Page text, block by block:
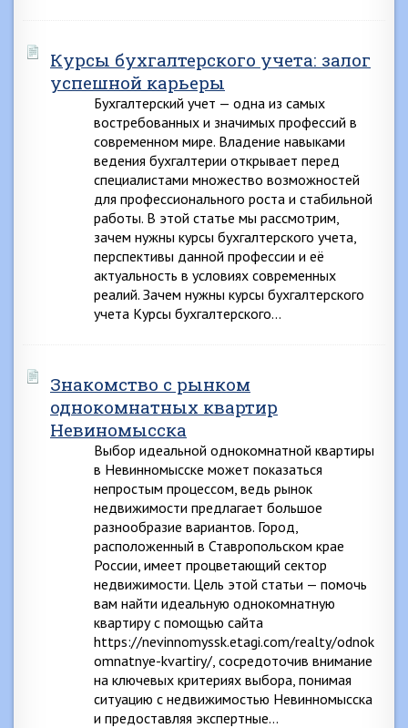
Курсы бухгалтерского учета: залог
успешной карьеры
Бухгалтерский учет — одна из самых
востребованных и значимых профессий в
современном мире. Владение навыками
ведения бухгалтерии открывает перед
специалистами множество возможностей
для профессионального роста и стабильной
работы. В этой статье мы рассмотрим,
зачем нужны курсы бухгалтерского учета,
перспективы данной профессии и её
актуальность в условиях современных
реалий. Зачем нужны курсы бухгалтерского
учета Курсы бухгалтерского…
Знакомство с рынком
однокомнатных квартир
Невиномысска
Выбор идеальной однокомнатной квартиры
в Невинномысске может показаться
непростым процессом, ведь рынок
недвижимости предлагает большое
разнообразие вариантов. Город,
расположенный в Ставропольском крае
России, имеет процветающий сектор
недвижимости. Цель этой статьи — помочь
вам найти идеальную однокомнатную
квартиру с помощью сайта
https://nevinnomyssk.etagi.com/realty/odnok
omnatnye-kvartiry/, сосредоточив внимание
на ключевых критериях выбора, понимая
ситуацию с недвижимостью Невинномысска
и предоставляя экспертные…